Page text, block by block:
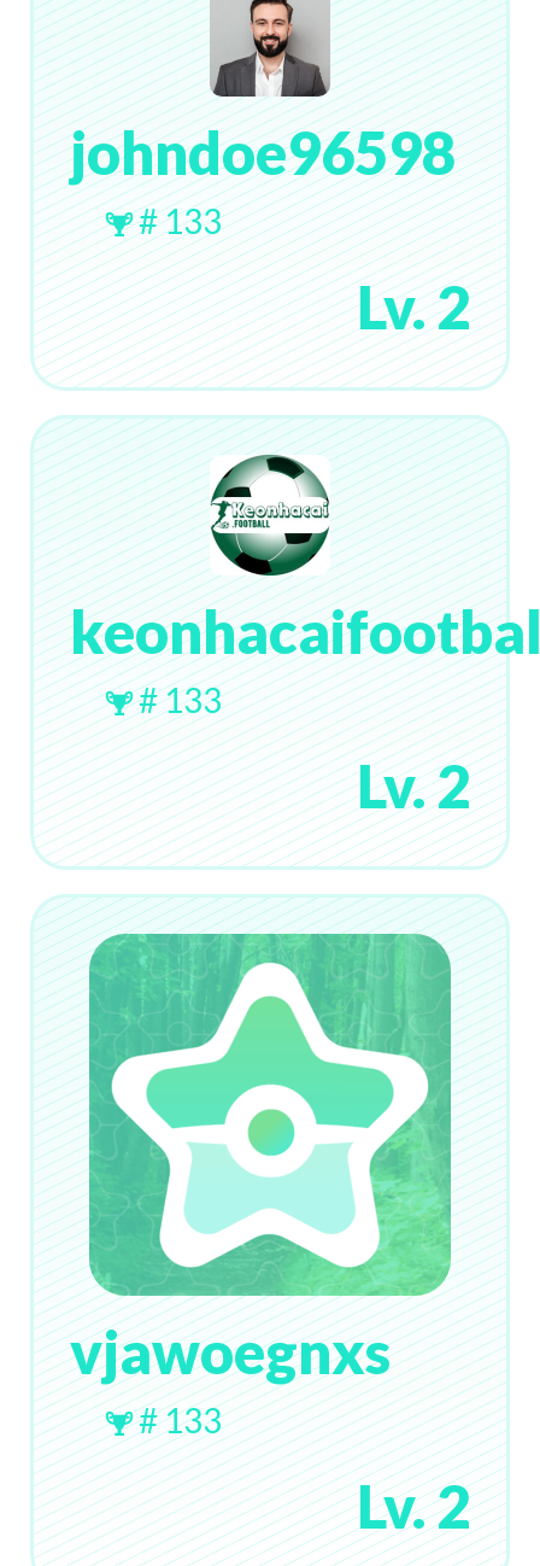
johndoe96598
# 133
Lv. 2
# 133
Lv. 2
vjawoegnxs
# 133
Lv. 2